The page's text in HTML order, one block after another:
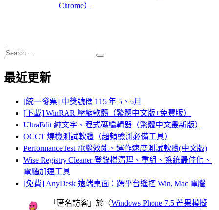
Chrome）
Search
for:
Search
最近更新
[統一發票] 中獎號碼 115 年 5、6月
[下載] WinRAR 壓縮軟體（繁體中文版+免費版）
UltraEdit 純文字、程式碼編輯器（繁體中文最新版）
OCCT 燒機測試軟體（超頻檢測必備工具）
PerformanceTest 電腦效能、運作速度測試軟體(中文版)
Wise Registry Cleaner 登錄檔清理、重組、系統最佳化、
電腦加速工具
[免費] AnyDesk 遠端桌面：跨平台遙控 Win, Mac 電腦
「 匿名訪客 」於〈Windows Phone 7.5 芒果模擬